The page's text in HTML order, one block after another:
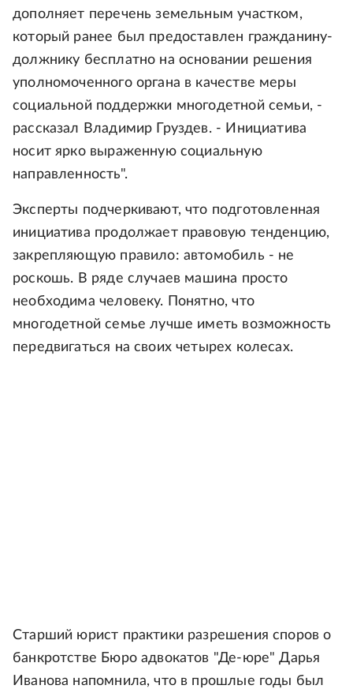
дополняет перечень земельным участком,
который ранее был предоставлен гражданину-
должнику бесплатно на основании решения
уполномоченного органа в качестве меры
социальной поддержки многодетной семьи, -
рассказал Владимир Груздев. - Инициатива
носит ярко выраженную социальную
направленность".
Эксперты подчеркивают, что подготовленная
инициатива продолжает правовую тенденцию,
закрепляющую правило: автомобиль - не
роскошь. В ряде случаев машина просто
необходима человеку. Понятно, что
многодетной семье лучше иметь возможность
передвигаться на своих четырех колесах.
Старший юрист практики разрешения споров о
банкротстве Бюро адвокатов "Де-юре" Дарья
Иванова напомнила, что в прошлые годы был